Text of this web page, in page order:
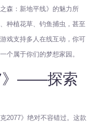
森：新地平线》的魅力所
种植花草、钓鱼捕虫，甚至
戏支持多人在线互动，你可
个属于你们的梦想家园。
》——探索
2077》绝对不容错过。这款